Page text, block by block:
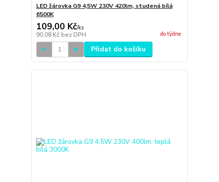
LED žárovka G9 4,5W 230V 420lm, studená bílá
6500K
109,00 Kč/ks
90,08 Kč bez DPH do týdne
Přidat do košíku